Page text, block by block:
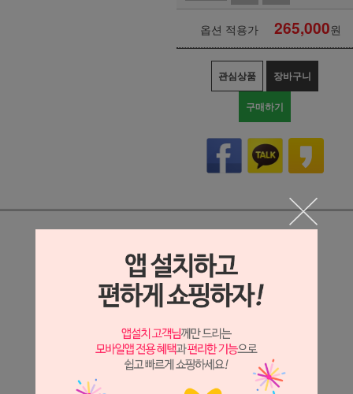
옵션 적용가 265,000원
관심상품 장바구니
구매하기
상세정보 새창 열기
상세 정보를 확대해 보실 수 있습니다.
※ 필독해주세요 ※
는 시세 변동에 따라 가격이 달라질 수 있으니
문의 후 주문 바랍니다.